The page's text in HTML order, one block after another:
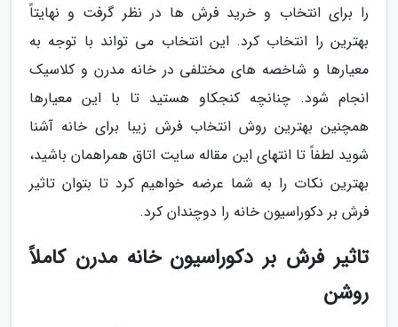
را برای انتخاب و خرید فرش ها در نظر گرفت و نهایتاً
بهترین را انتخاب کرد. این انتخاب می تواند با توجه به
معیارها و شاخصه های مختلفی در خانه مدرن و کلاسیک
انجام شود. چنانچه کنجکاو هستید تا با این معیارها
همچنین بهترین روش انتخاب فرش زیبا برای خانه آشنا
شوید لطفاً تا انتهای این مقاله سایت اتاق همراهمان باشید،
بهترین نکات را به شما عرضه خواهیم کرد تا بتوان تاثیر
فرش بر دکوراسیون خانه را دوچندان کرد.
تاثیر فرش بر دکوراسیون خانه مدرن کاملاً
روشن